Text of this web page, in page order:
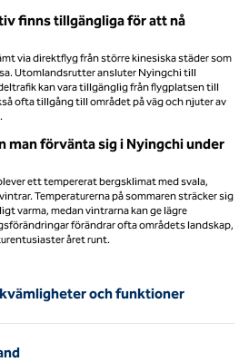
finns tillgängliga för att nå
via direktflyg från större kinesiska städer som
Utomlandsrutter ansluter Nyingchi till
kan vara tillgänglig från flygplatsen till
ofta tillgång till området på väg och njuter av
man förvänta sig i Nyingchi under
ett tempererat bergsklimat med svala,
Temperaturerna på sommaren sträcker sig
varma, medan vintrarna kan ge lägre
förändrar ofta områdets landskap,
året runt.
och funktioner